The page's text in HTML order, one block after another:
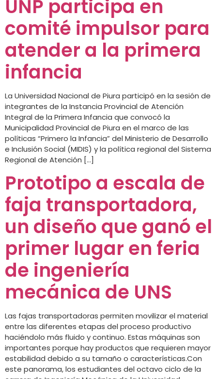
UNP participa en
comité impulsor para
atender a la primera
infancia
La Universidad Nacional de Piura participó en la sesión de
integrantes de la Instancia Provincial de Atención
Integral de la Primera Infancia que convocó la
Municipalidad Provincial de Piura en el marco de las
políticas “Primero la Infancia” del Ministerio de Desarrollo
e Inclusión Social (MIDIS) y la política regional del Sistema
Regional de Atención […]
Prototipo a escala de
faja transportadora,
un diseño que ganó el
primer lugar en feria
de ingeniería
mecánica de UNS
Las fajas transportadoras permiten movilizar el material
entre las diferentes etapas del proceso productivo
haciéndolo más fluido y continuo. Estas máquinas son
importantes porque hay productos que requieren mayor
estabilidad debido a su tamaño o características.Con
este panorama, los estudiantes del octavo ciclo de la